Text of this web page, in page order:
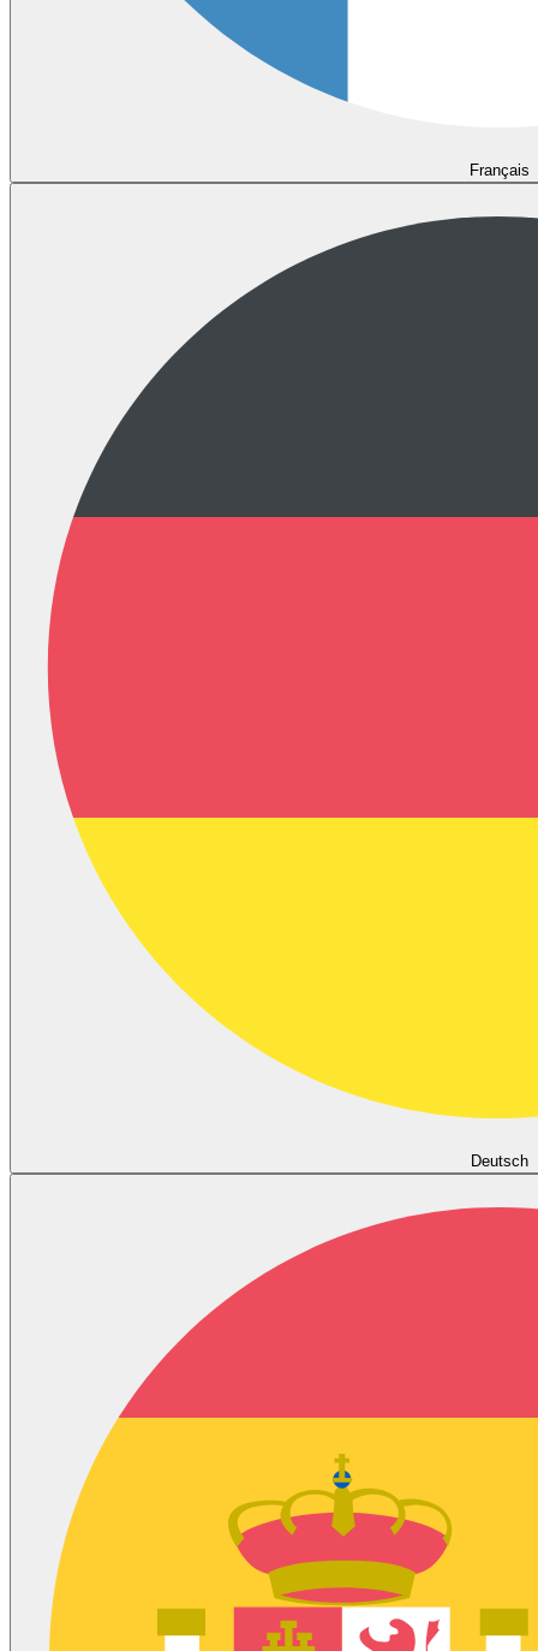
Français
Deutsch